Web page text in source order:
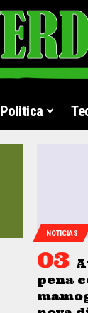
Politica
NOTICIAS
pena